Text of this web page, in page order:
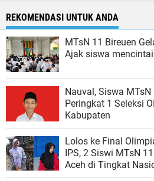
REKOMENDASI UNTUK ANDA
MTsN 11 Bireuen
Ajak siswa
Nauval, Siswa MTsN
Peringkat 1 Seleksi
Kabupaten
Lolos ke Final
IPS, 2 Siswi MTsN
Aceh di Tingkat